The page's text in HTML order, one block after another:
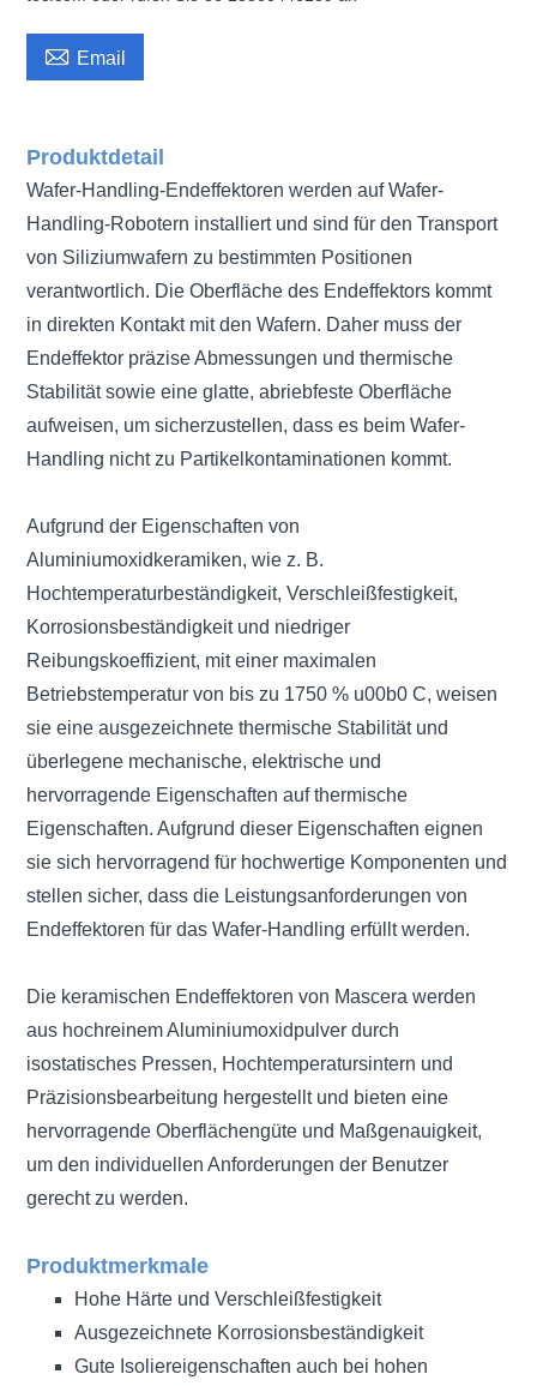
 Email
Produktdetail
Wafer-Handling-Endeffektoren werden auf Wafer-
Handling-Robotern installiert und sind für den Transport
von Siliziumwafern zu bestimmten Positionen
verantwortlich. Die Oberfläche des Endeffektors kommt
in direkten Kontakt mit den Wafern. Daher muss der
Endeffektor präzise Abmessungen und thermische
Stabilität sowie eine glatte, abriebfeste Oberfläche
aufweisen, um sicherzustellen, dass es beim Wafer-
Handling nicht zu Partikelkontaminationen kommt.
Aufgrund der Eigenschaften von
Aluminiumoxidkeramiken, wie z. B.
Hochtemperaturbeständigkeit, Verschleißfestigkeit,
Korrosionsbeständigkeit und niedriger
Reibungskoeffizient, mit einer maximalen
Betriebstemperatur von bis zu 1750 % u00b0 C, weisen
sie eine ausgezeichnete thermische Stabilität und
überlegene mechanische, elektrische und
hervorragende Eigenschaften auf thermische
Eigenschaften. Aufgrund dieser Eigenschaften eignen
sie sich hervorragend für hochwertige Komponenten und
stellen sicher, dass die Leistungsanforderungen von
Endeffektoren für das Wafer-Handling erfüllt werden.
Die keramischen Endeffektoren von Mascera werden
aus hochreinem Aluminiumoxidpulver durch
isostatisches Pressen, Hochtemperatursintern und
Präzisionsbearbeitung hergestellt und bieten eine
hervorragende Oberflächengüte und Maßgenauigkeit,
um den individuellen Anforderungen der Benutzer
gerecht zu werden.
Produktmerkmale
Hohe Härte und Verschleißfestigkeit
Ausgezeichnete Korrosionsbeständigkeit
Gute Isoliereigenschaften auch bei hohen